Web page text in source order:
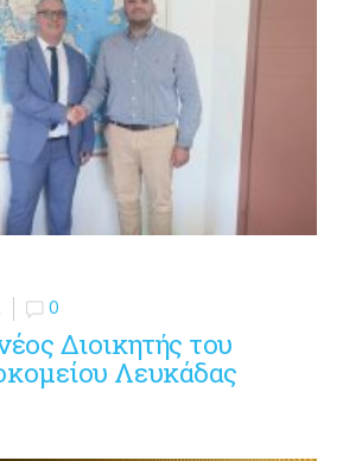
0
Διοικητής του
Λευκάδας